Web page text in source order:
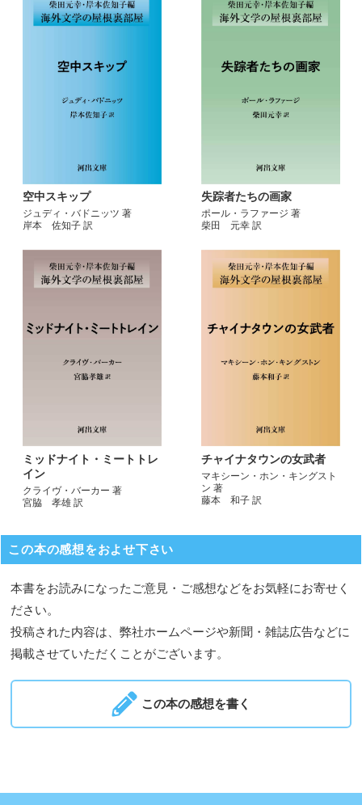
空中スキップ
ジュディ・バドニッツ 著
岸本 佐知子 訳
失踪者たちの画家
ポール・ラファージ 著
柴田 元幸 訳
ミッドナイト・ミートトレ
イン
クライヴ・バーカー 著
宮脇 孝雄 訳
チャイナタウンの女武者
マキシーン・ホン・キングスト
ン 著
藤本 和子 訳
この本の感想をおよせ下さい
本書をお読みになったご意見・ご感想などをお気軽にお寄せく
ださい。
投稿された内容は、弊社ホームページや新聞・雑誌広告などに
掲載させていただくことがございます。
この本の感想を書く